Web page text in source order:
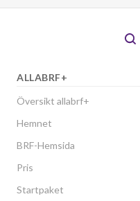
ALLABRF+
Översikt allabrf+
Hemnet
BRF-Hemsida
Pris
Startpaket